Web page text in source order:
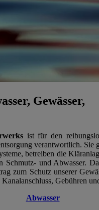
Gewässer,
ist für den
verantwortlich. Sie
betreiben die
Schmutz- und Abwasser.
zum Schutz unserer
Gebühren
Abwasser